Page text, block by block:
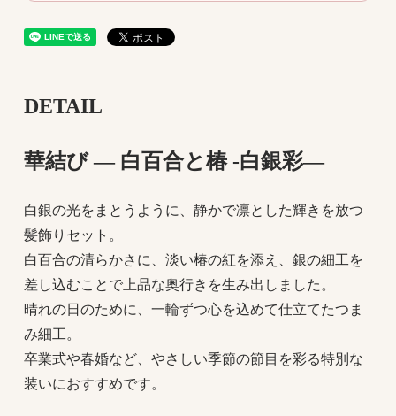
DETAIL
華結び ― 白百合と椿 -白銀彩―
白銀の光をまとうように、静かで凛とした輝きを放つ
髪飾りセット。
白百合の清らかさに、淡い椿の紅を添え、銀の細工を
差し込むことで上品な奥行きを生み出しました。
晴れの日のために、一輪ずつ心を込めて仕立てたつま
み細工。
卒業式や春婚など、やさしい季節の節目を彩る特別な
装いにおすすめです。